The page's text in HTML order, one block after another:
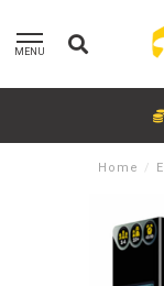
MENU
Home /